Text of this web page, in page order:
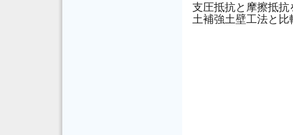
支圧抵抗と摩擦抵
土補強土壁工法と